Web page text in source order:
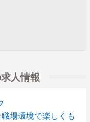
人情報
場環境で楽しくも